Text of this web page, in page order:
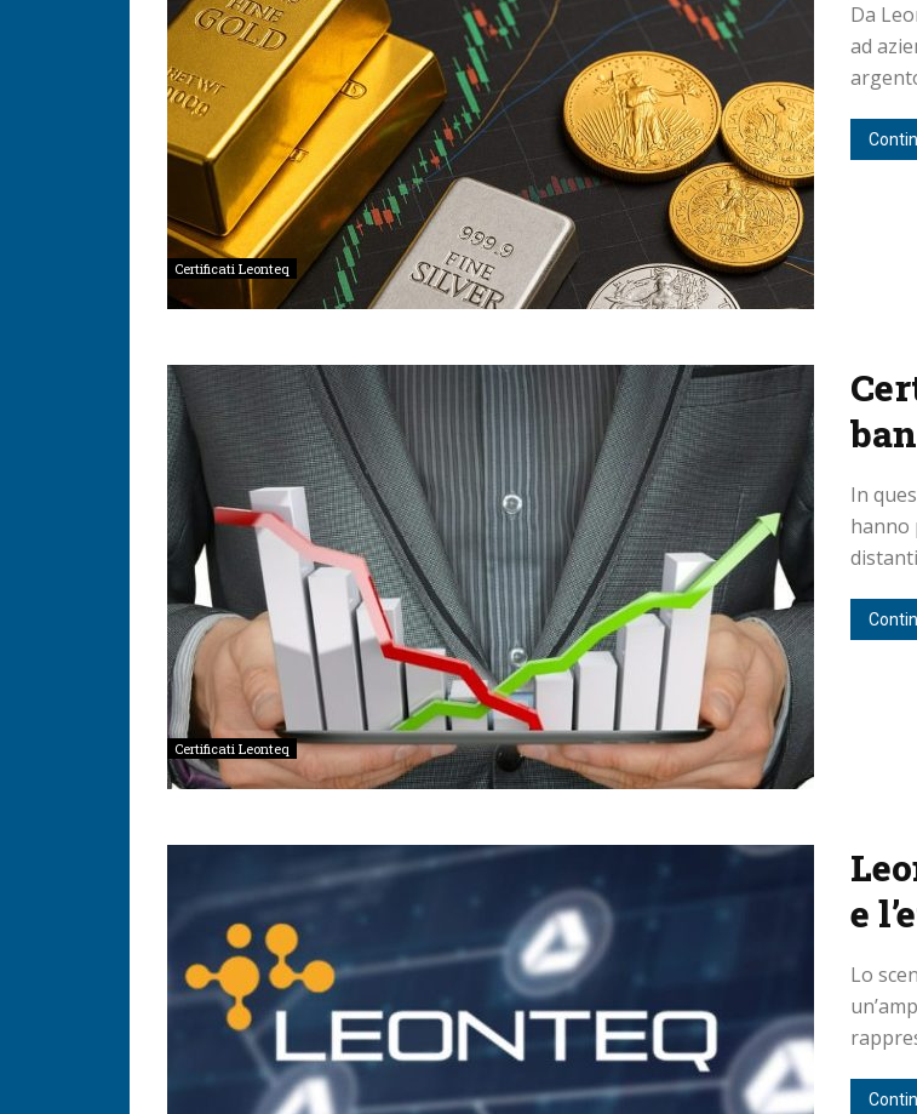
Certificati Leonteq
Da
ad
Certificati Leonteq
In
hanno
e
Lo